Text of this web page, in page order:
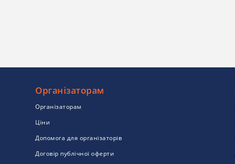
Організаторам
Організаторам
Ціни
Допомога для організаторів
Договір публічної оферти